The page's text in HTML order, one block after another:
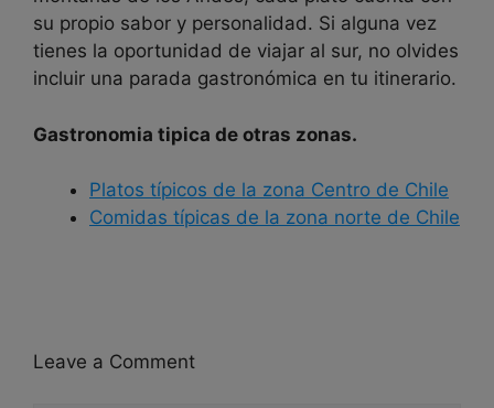
su propio sabor y personalidad. Si alguna vez
tienes la oportunidad de viajar al sur, no olvides
incluir una parada gastronómica en tu itinerario.
Gastronomia tipica de otras zonas.
Platos típicos de la zona Centro de Chile
Comidas típicas de la zona norte de Chile
Leave a Comment